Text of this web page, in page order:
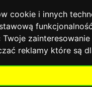
cookie i innych
reklamy które są